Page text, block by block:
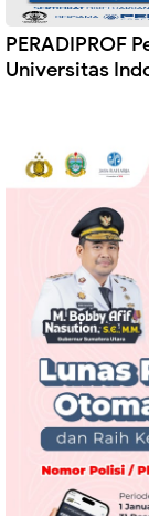
PERADIPROF
Universitas